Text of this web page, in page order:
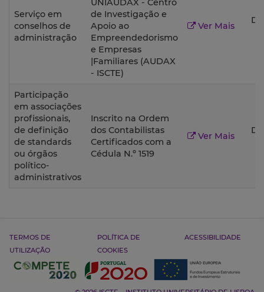
Serviço em
conselhos de
administração
UNIAUDAX - Centro
de Investigação e
Apoio ao
Empreendedorismo
e Empresas
|Familiares (AUDAX
- ISCTE)
Ver Mais
Participação
em associações
profissionais,
de definição
de standards
ou órgãos
político-
administrativos
Inscrito na Ordem
dos Contabilistas
Certificados com a
Cédula N.º 1519
Ver Mais
TERMOS DE
UTILIZAÇÃO
POLÍTICA DE
COOKIES
ACESSIBILIDADE